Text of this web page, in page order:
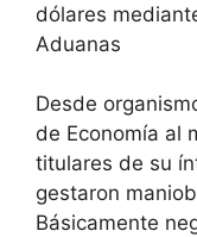
dólares
Aduanas
Desde
de Economía al
titulares de su
gestaron
Básicamente